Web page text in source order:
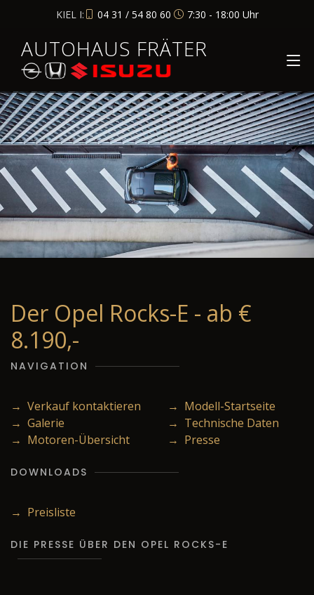
KIEL I: 04 31 / 54 80 60 7:30 - 18:00 Uhr
AUTOHAUS FRÄTER
Der Opel Rocks-E - ab €
8.190,-
NAVIGATION
→ Verkauf kontaktieren
→ Modell-Startseite
→ Galerie
→ Technische Daten
→ Motoren-Übersicht
→ Presse
DOWNLOADS
→ Preisliste
DIE PRESSE ÜBER DEN OPEL ROCKS-E